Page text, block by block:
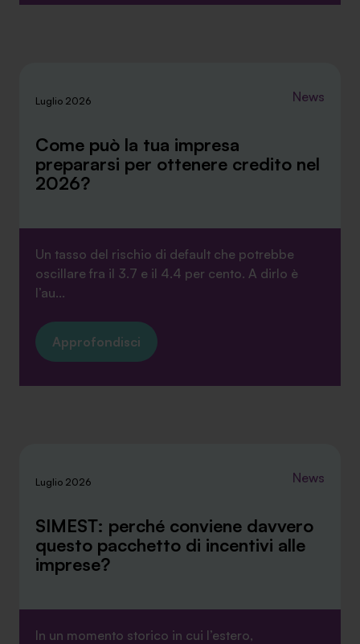
Luglio 2026 News
Come può la tua impresa
prepararsi per ottenere credito nel
2026?
Un tasso del rischio di default che potrebbe
oscillare fra il 3.7 e il 4.4 per cento. A dirlo è
l’au...
Approfondisci
Luglio 2026 News
SIMEST: perché conviene davvero
questo pacchetto di incentivi alle
imprese?
In un momento storico in cui l’estero,